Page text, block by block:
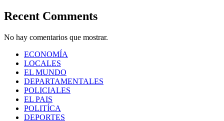
Recent Comments
No hay comentarios que mostrar.
ECONOMÍA
LOCALES
EL MUNDO
DEPARTAMENTALES
POLICIALES
EL PAIS
POLITÍCA
DEPORTES